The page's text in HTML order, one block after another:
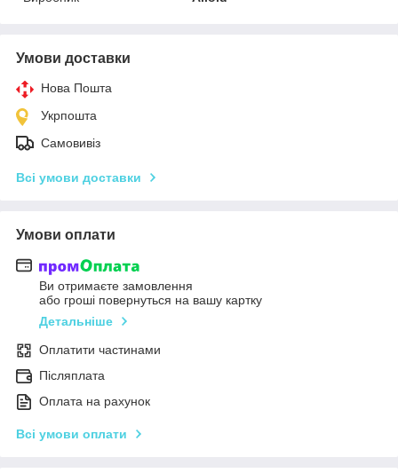
Умови доставки
Нова Пошта
Укрпошта
Самовивіз
Всі умови доставки
Умови оплати
Ви отримаєте замовлення
або гроші повернуться на вашу картку
Детальніше
Оплатити частинами
Післяплата
Оплата на рахунок
Всі умови оплати